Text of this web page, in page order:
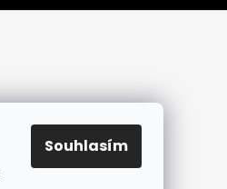
Souhlasím